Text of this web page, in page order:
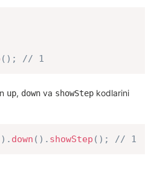
( ) ; // 1
up, down va showStep kodlarini
) . down ( ) . showStep ( ) ; // 1